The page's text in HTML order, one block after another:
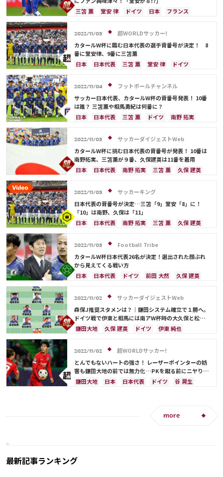
三笘 薫
堂安 律 ドイツ 日本
フランス
吉田 麻也
柴崎 岳 南野 拓実
上田 綺世
久保 建英
鎌田大地 ベルギー
ポルトガル
カナダ
川島 永嗣
権田 修一
シュミット・ダニエル
長友 佑都
谷口 彰悟
守田 英正
田中 碧 酒井 宏樹
板倉 滉
前田 大然
冨安 健洋 遠藤 航
2022/11/03
超WORLDサッカー!
カタールW杯に臨む日本代表の選手背番号が決定！ 8
番に堂安律、9番に三笘薫
日本
日本代表 三笘 薫 堂安 律
ドイツ
吉田 麻也
上田 綺世 久保 建英
鎌田大地
前田 大然
カタール ポルトガル
カナダ
川島 永嗣
コスタリカ
権田 修一
シュミット・ダニエル
谷 晃生
長友 佑都
伊東 純也
浅野 拓磨 南野 拓実
守田 英正
田中 碧
酒井 宏樹 板倉 滉 冨安 健洋 遠藤 航
2022/11/04
フットボールチャンネル
サッカー日本代表、カタールW杯の背番号発表！ 10番
は誰？ 三笘薫や相馬勇紀は何番に？
日本
日本代表 三笘 薫 ドイツ
南野 拓実
鎌田大地
堂安 律 ポルトガル
エクアドル
川島 永嗣
権田 修一
シュミット・ダニエル
谷 晃生
長友 佑都 吉田 麻也
谷口 彰悟
山根 視来
中山 雄太 原口 元気
柴崎 岳
田中 碧
久保 建英 酒井 宏樹
前田 大然
冨安 健洋 遠藤 航 大迫 勇也
2022/11/03
サッカーダイジェストWeb
カタールW杯に挑む日本代表の背番号が発表！ 10番は
南野拓実、三笘薫が９番、久保建英は11番を着用
日本
日本代表 南野 拓実 三笘 薫
久保 建英
鎌田大地
冨安 健洋 ベルギー
川島 永嗣
権田 修一
シュミット・ダニエル
谷 晃生
長友 佑都 吉田 麻也
山根 視来
中山 雄太 柴崎 岳
伊東 純也
酒井 宏樹
板倉 滉 堂安 律 前田 大然
2022/11/03
サッカーキング
日本代表の背番号が決定…三笘「9」堂安「8」に！
「10」は南野、久保は「11」
日本
日本代表 南野 拓実 三笘 薫
久保 建英
イングランド
ベルギー 上田 綺世
カナダ
川島 永嗣 コスタリカ
権田 修一
シュミット・ダニエル
吉田 麻也
谷口 彰悟 山根 視来
中山 雄太
守田 英正
田中 碧 鎌田大地
酒井 宏樹
板倉 滉
前田 大然 冨安 健洋 遠藤 航
2022/11/03
Football Tribe
カタールW杯日本代表26名が決定！選出された顔ぶれ
から見えてくる戦い方
日本
日本代表 ドイツ 前田 大然
久保 建英
三笘 薫
上田 綺世 古橋 亨梧
フランス
ベルギー
イングランド 谷 晃生
谷口 彰悟
冨安 健洋
アメリカ コスタリカ
鎌田大地
大迫 勇也
ポルトガル カナダ
川島 永嗣
吉田 麻也
山根 視来 中山 雄太
柴崎 岳
伊東 純也 守田 英正
田中 碧
酒井 宏樹
堂安 律 遠藤 航
2022/11/02
サッカーダイジェストWeb
森保J推奨スタメンは？｜鎌田システム確立で１勝へ。
ドイツ戦で伊東と相馬には南アW杯時の大久保と松井
の役割を期待【記者の視点】
鎌田大地 久保 建英 ドイツ
伊東 純也
大迫 勇也
アメリカ 守田 英正 前田 大然
2022/11/02
超WORLDサッカー!
とんでもないハートの強さ！ レーザーポインターの妨
害も鎌田大地の前では無力化…PKを蹴る前にニヤりと
笑う姿が大きな話題
鎌田大地 日本 日本代表 ドイツ
谷 晃生
more
最新記事ランキング